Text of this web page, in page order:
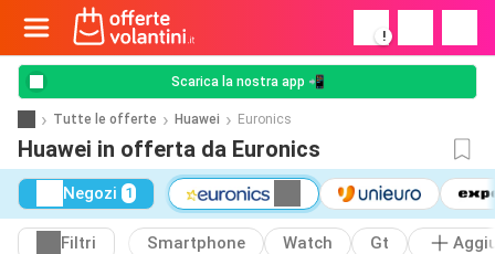
!
Scarica la nostra app 📲
Tutte le offerte Huawei Euronics
Huawei in offerta da Euronics
Negozi 1
Filtri Smartphone Watch Gt